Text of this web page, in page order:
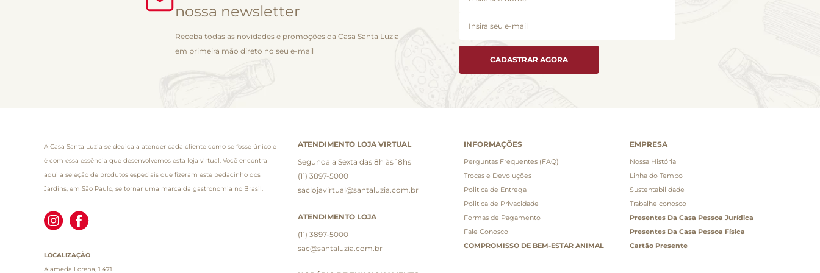
nossa newsletter
Receba todas as novidades e promoções da Casa Santa Luzia
em primeira mão direto no seu e-mail
CADASTRAR AGORA
A Casa Santa Luzia se dedica a atender cada cliente como se fosse único e
é com essa essência que desenvolvemos esta loja virtual. Você encontra
aqui a seleção de produtos especiais que fizeram este pedacinho dos
Jardins, em São Paulo, se tornar uma marca da gastronomia no Brasil.
LOCALIZAÇÃO
Alameda Lorena, 1.471
ATENDIMENTO LOJA VIRTUAL
Segunda a Sexta das 8h às 18hs
(11) 3897-5000
saclojavirtual@santaluzia.com.br
ATENDIMENTO LOJA
(11) 3897-5000
sac@santaluzia.com.br
INFORMAÇÕES
Perguntas Frequentes (FAQ)
Trocas e Devoluções
Politica de Entrega
Politica de Privacidade
Formas de Pagamento
Fale Conosco
COMPROMISSO DE BEM-ESTAR ANIMAL
EMPRESA
Nossa História
Linha do Tempo
Sustentabilidade
Trabalhe conosco
Presentes Da Casa Pessoa Jurídica
Presentes Da Casa Pessoa Física
Cartão Presente